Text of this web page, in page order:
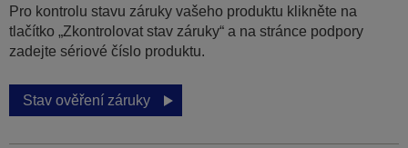
Pro kontrolu stavu záruky vašeho produktu klikněte na
tlačítko „Zkontrolovat stav záruky“ a na stránce podpory
zadejte sériové číslo produktu.
Stav ověření záruky